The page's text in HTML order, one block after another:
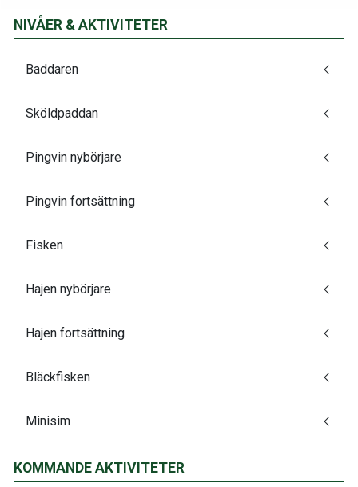
NIVÅER & AKTIVITETER
Baddaren
Sköldpaddan
Pingvin nybörjare
Pingvin fortsättning
Fisken
Hajen nybörjare
Hajen fortsättning
Bläckfisken
Minisim
KOMMANDE AKTIVITETER